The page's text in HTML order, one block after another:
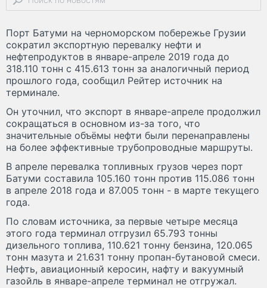
Порт Батуми на черноморском побережье Грузии
сократил экспортную перевалку нефти и
нефтепродуктов в январе-апреле 2019 года до
318.110 тонн с 415.613 тонн за аналогичный период
прошлого года, сообщил Рейтер источник на
терминале.
Он уточнил, что экспорт в январе-апреле продолжил
сокращаться в основном из-за того, что
значительные объёмы нефти были перенаправлены
на более эффективные трубопроводные маршруты.
В апреле перевалка топливных грузов через порт
Батуми составила 105.160 тонн против 115.086 тонн
в апреле 2018 года и 87.005 тонн - в марте текущего
года.
По словам источника, за первые четыре месяца
этого года терминал отгрузил 65.793 тонны
дизельного топлива, 110.621 тонну бензина, 120.065
тонн мазута и 21.631 тонну пропан-бутановой смеси.
Нефть, авиационный керосин, нафту и вакуумный
газойль в январе-апреле терминал не отгружал.